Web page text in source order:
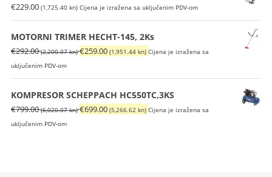
€229.00 (1,725.40 kn) Cijena je izražena sa uključenim PDV-om
MOTORNI TRIMER HECHT-145, 2Ks
€292.00 (2,200.07 kn)Izvorna
bila
je:
€292.00
€259.00 (1,951.44 kn) Trenutna
je:
€259.00
(1,951.44
Cijena je izražena sa
uključenim PDV-om
KOMPRESOR SCHEPPACH HC550TC,3KS
€799.00 (6,020.07 kn)Izvorna
€699.00 (5,266.62 kn) Trenutna
Cijena je izražena sa
uključenim PDV-om